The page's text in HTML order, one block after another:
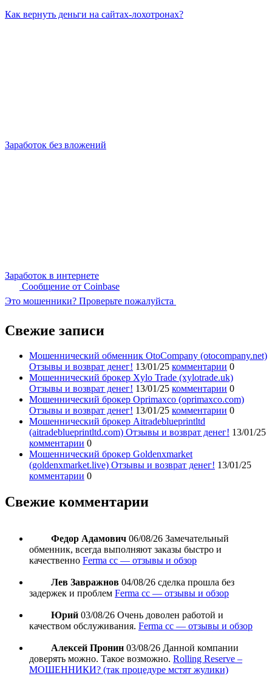
Как вернуть деньги на сайтах-лохотронах?
Заработок без вложений
Заработок в интернете
Сообщение от Coinbase
Это мошенники? Проверьте пожалуйста
Свежие записи
Мошеннический обменник OtoCompany (otocompany.net)
Отзывы и возврат денег! 13/01/25 комментарии 0
Мошеннический брокер Xylo Trade (xylotrade.uk)
Отзывы и возврат денег! 13/01/25 комментарии 0
Мошеннический брокер Oprimaxco (oprimaxco.com)
Отзывы и возврат денег! 13/01/25 комментарии 0
Мошеннический брокер Aitradeblueprintltd
(aitradeblueprintltd.com) Отзывы и возврат денег! 13/01/25
комментарии 0
Мошеннический брокер Goldenxmarket
(goldenxmarket.live) Отзывы и возврат денег! 13/01/25
комментарии 0
Свежие комментарии
Федор Адамович 06/08/26 Замечательный
обменник, всегда выполняют заказы быстро и
качественно Ferma cc — отзывы и обзор
Лев Завражнов 04/08/26 сделка прошла без
задержек и проблем Ferma cc — отзывы и обзор
Юрий 03/08/26 Очень доволен работой и
качеством обслуживания. Ferma cc — отзывы и обзор
Алексей Пронин 03/08/26 Данной компании
доверять можно. Такое возможно. Rolling Reserve –
МОШЕННИКИ? (так процедуре мстят жулики)